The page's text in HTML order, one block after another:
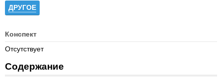
ДРУГОЕ
Конспект
Отсутствует
Содержание